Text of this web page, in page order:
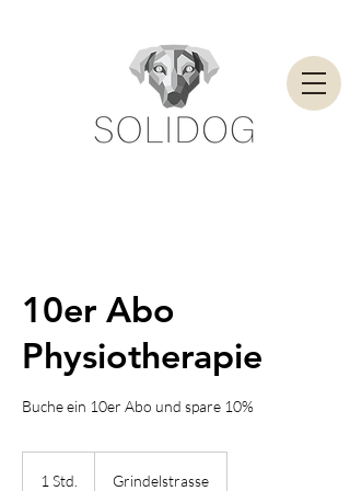
10er Abo
Physiotherapie
Buche ein 10er Abo und spare 10%
1 Std. Grindelstrasse